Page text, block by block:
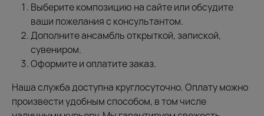
Выберите композицию на сайте или обсудите
ваши пожелания с консультантом.
Дополните ансамбль открыткой, запиской,
сувениром.
Оформите и оплатите заказ.
Наша служба доступна круглосуточно. Оплату можно
произвести удобным способом, в том числе